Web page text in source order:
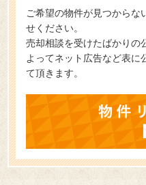
ご希望の物件が見つからな
せください。
売却相談を受けたばかりの
よってネット広告など表に
て頂きます。